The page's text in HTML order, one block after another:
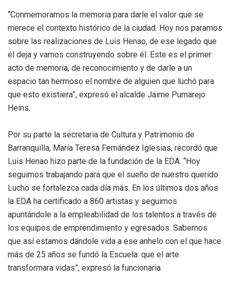
“Conmemoramos la memoria para darle el valor que se
merece el contexto histórico de la ciudad. Hoy nos paramos
sobre las realizaciones de Luis Henao, de ese legado que
él deja y vamos construyendo sobre él. Este es el primer
acto de memoria, de reconocimiento y de darle a un
espacio tan hermoso el nombre de alguien que luchó para
que esto existiera”, expresó el alcalde Jaime Pumarejo
Heins.
Por su parte la secretaria de Cultura y Patrimonio de
Barranquilla, María Teresa Fernández Iglesias, recordó que
Luis Henao hizo parte de la fundación de la EDA. “Hoy
seguimos trabajando para que el sueño de nuestro querido
Lucho se fortalezca cada día más. En los últimos dos años
la EDA ha certificado a 860 artistas y seguimos
apuntándole a la empleabilidad de los talentos a través de
los equipos de emprendimiento y egresados. Sabemos
que así estamos dándole vida a ese anhelo con el que hace
más de 25 años se fundó la Escuela: que el arte
transformara vidas”, expresó la funcionaria.